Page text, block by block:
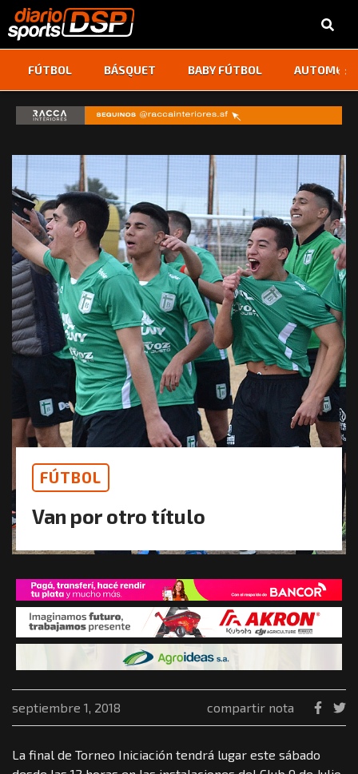
FÚTBOL BÁSQUET BABY FÚTBOL ‹ ›
FÚTBOL
Van por otro título
septiembre 1, 2018 compartir nota
La final de Torneo Iniciación tendrá lugar este sábado